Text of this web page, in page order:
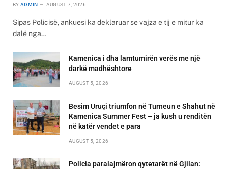
BY ADMIN AUGUST 7, 2026
Sipas Policisë, ankuesi ka deklaruar se vajza e tij e mitur ka
dalë nga…
Kamenica i dha lamtumirën verës me një
darkë madhështore
AUGUST 5, 2026
Besim Uruçi triumfon në Turneun e Shahut në
Kamenica Summer Fest – ja kush u renditën
në katër vendet e para
AUGUST 5, 2026
Policia paralajmëron qytetarët në Gjilan: